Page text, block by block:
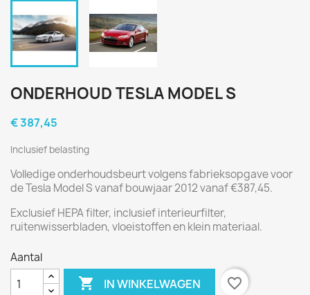
ONDERHOUD TESLA MODEL S
€ 387,45
Inclusief belasting
Volledige onderhoudsbeurt volgens fabrieksopgave voor
de Tesla Model S vanaf bouwjaar 2012 vanaf €387,45.
Exclusief HEPA filter, inclusief interieurfilter,
ruitenwisserbladen, vloeistoffen en klein materiaal.
Aantal
 IN WINKELWAGEN favorite_border